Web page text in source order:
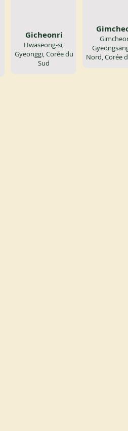
Gicheonri
Hwaseong-si,
Gyeonggi, Corée du
Sud
Nord, Corée